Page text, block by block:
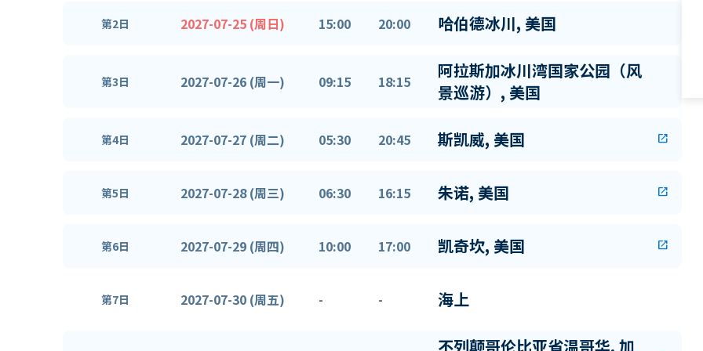
第2日 2027-07-25 (周日) 15:00 20:00 哈伯德冰川, 美国
第3日 2027-07-26 (周一) 09:15 18:15
阿拉斯加冰川湾国家公园（风
景巡游）, 美国
第4日 2027-07-27 (周二) 05:30 20:45 斯凯威, 美国 open_in_new
第5日 2027-07-28 (周三) 06:30 16:15 朱诺, 美国 open_in_new
第6日 2027-07-29 (周四) 10:00 17:00 凯奇坎, 美国 open_in_new
第7日 2027-07-30 (周五) - - 海上
不列颠哥伦比亚省温哥华, 加